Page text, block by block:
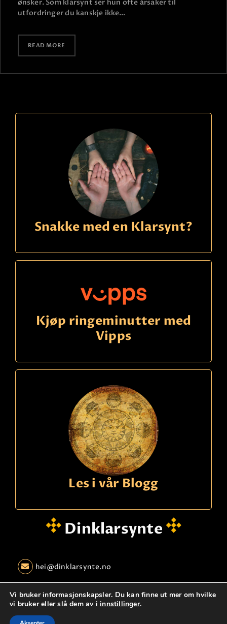
ønsker. Som klarsynt ser hun ofte årsaker til
utfordringer du kanskje ikke…
READ MORE
Snakke med en Klarsynt?
Kjøp ringeminutter med
Vipps
Les i vår Blogg
Dinklarsynte
hei@dinklarsynte.no
Personvern Logg Inn Kontakt oss
Vi bruker informasjonskapsler. Du kan finne ut mer om hvilke
vi bruker eller slå dem av iinnstillinger.